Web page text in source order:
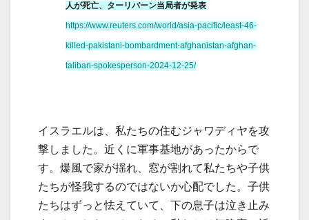
人が死亡、ターリバーン当局者が発表
https://www.reuters.com/world/asia-pacific/least-46-
killed-pakistani-bombardment-afghanistan-afghan-
taliban-spokesperson-2024-12-25/
イスラエルは、私たちの住むジャワディヤを攻
撃しました。近くに軍事基地があったからで
す。爆風で家が揺れ、窓が割れて私たちや子供
たちが怪我するのではないか心配でした。子供
たちはずっと怯えていて、下の息子は泣き止み